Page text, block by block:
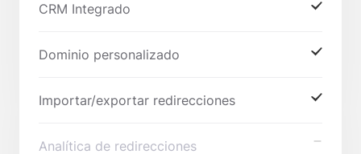
CRM Integrado
Dominio personalizado
Importar/exportar redirecciones
Analítica de redirecciones